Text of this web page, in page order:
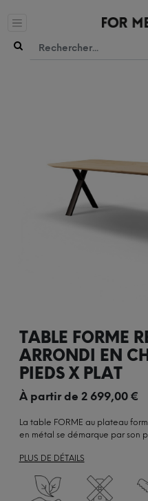
TABLE FORME
ARRONDI EN
PIEDS X PLAT
À partir de 2 699,00€
La table FORME au plateau
en métal se démarque par son
PLUS DE DÉTAILS